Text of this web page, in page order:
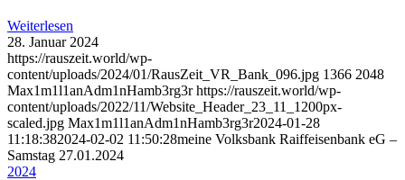
Weiterlesen
28. Januar 2024
https://rauszeit.world/wp-
content/uploads/2024/01/RausZeit_VR_Bank_096.jpg 1366 2048
Max1m1l1anAdm1nHamb3rg3r https://rauszeit.world/wp-
content/uploads/2022/11/Website_Header_23_11_1200px-
scaled.jpg Max1m1l1anAdm1nHamb3rg3r2024-01-28
11:18:382024-02-02 11:50:28meine Volksbank Raiffeisenbank eG –
Samstag 27.01.2024
2024